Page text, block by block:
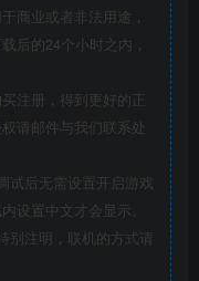
商业或者非法用途，
后的24个小时之内，
注册，得到更好的正
请邮件与我们联系处
试后无需设置开启游戏
设置中文才会显示。
别注明，联机的方式请